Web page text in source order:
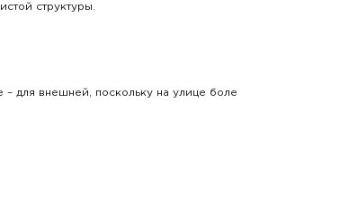
структуры.
– для внешней, поскольку на улице боле